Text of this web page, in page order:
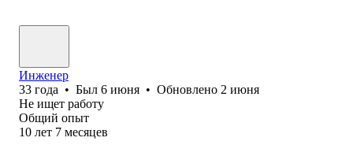
Инженер
33 года • Был 6 июня • Обновлено 2 июня
Не ищет работу
Общий опыт
10 лет 7 месяцев